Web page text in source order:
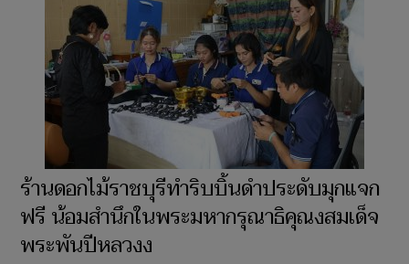
ร้านดอกไม้ราชบุรีทำริบบิ้นดำประดับมุกแจก
ฟรี น้อมสำนึกในพระมหากรุณาธิคุณงสมเด็จ
พระพันปีหลวงง